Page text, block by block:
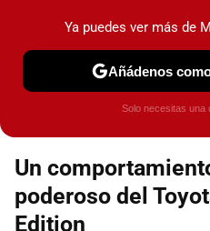
Espacio Toyota
Un
poderoso del
Edition
Ya puedes ver más de
Añádenos
Solo necesitas una